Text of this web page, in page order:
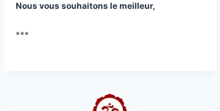
Nous vous souhaitons le meilleur,
***